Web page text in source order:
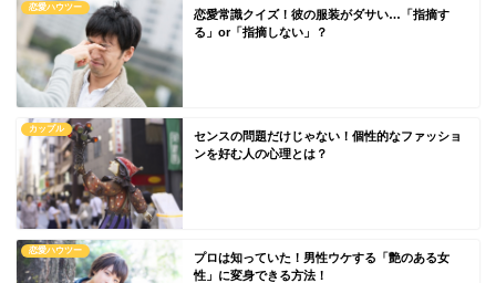
恋愛ハウツー
恋愛常識クイズ！彼の服装がダサい…「指摘す
る」or「指摘しない」？
カップル
センスの問題だけじゃない！個性的なファッショ
ンを好む人の心理とは？
恋愛ハウツー
プロは知っていた！男性ウケする「艶のある女
性」に変身できる方法！